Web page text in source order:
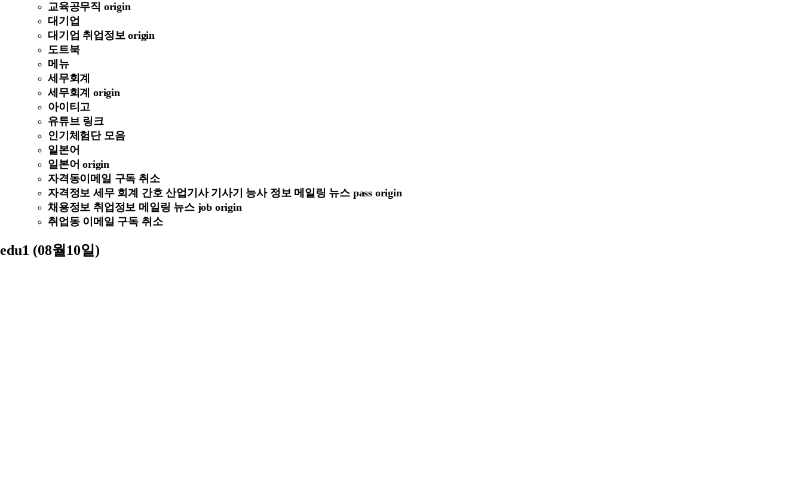
교육공무직 origin
대기업
대기업 취업정보 origin
도트북
메뉴
세무회계
세무회계 origin
아이티고
유튜브 링크
인기체험단 모음
일본어
일본어 origin
자격동이메일 구독 취소
자격정보 세무 회계 간호 산업기사 기사기 능사 정보 메일링 뉴스 pass origin
채용정보 취업정보 메일링 뉴스 job origin
취업동 이메일 구독 취소
edu1 (08월10일)